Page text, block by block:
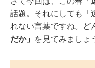
話題。それにしても「
れない言葉ですね。ど
だか」
を見てみましょ